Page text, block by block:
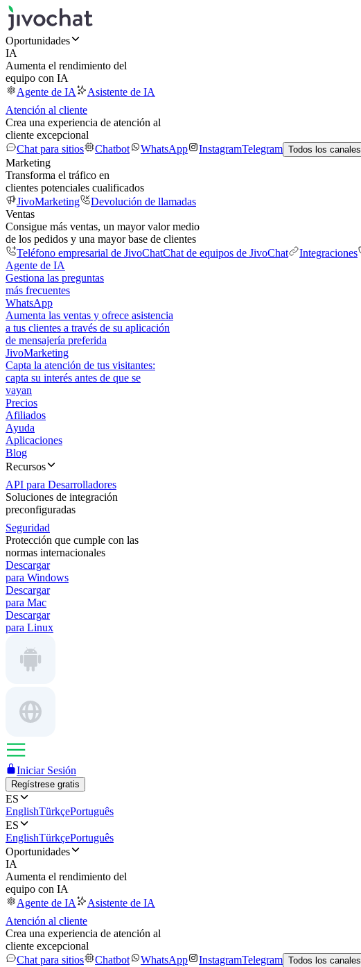
Oportunidades
IA
Aumenta el rendimiento del
equipo con IA
Agente de IA
Asistente de IA
Atención al cliente
Crea una experiencia de atención al
cliente excepcional
Chat para sitios
Chatbot WhatsApp InstagramTelegram Todos los canales
Marketing
Transforma el tráfico en
clientes potenciales cualificados
JivoMarketing
Devolución de llamadas
Ventas
Consigue más ventas, un mayor valor medio
de los pedidos y una mayor base de clientes
Teléfono empresarial de JivoChatChat de equipos de JivoChat Integraciones
Agente de IA
Gestiona las preguntas
más frecuentes
WhatsApp
Aumenta las ventas y ofrece asistencia
a tus clientes a través de su aplicación
de mensajería preferida
JivoMarketing
Capta la atención de tus visitantes:
capta su interés antes de que se
vayan
Precios
Afiliados
Ayuda
Aplicaciones
Blog
Recursos
API para Desarrolladores
Soluciones de integración
preconfiguradas
Seguridad
Protección que cumple con las
normas internacionales
Descargar
para Windows
Descargar
para Mac
Descargar
para Linux
Iniciar Sesión
Regístrese gratis
ES
EnglishTürkçePortuguês
ES
EnglishTürkçePortuguês
Oportunidades
IA
Aumenta el rendimiento del
equipo con IA
Agente de IA
Asistente de IA
Atención al cliente
Crea una experiencia de atención al
cliente excepcional
Chat para sitios
Chatbot WhatsApp InstagramTelegram Todos los canales